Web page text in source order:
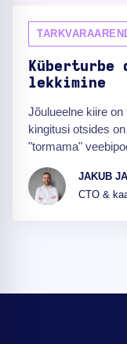
Küberturbe
lekkimine
Jõulueelne kiire
kingitusi otsides
"tormama"
JAKUB
CTO &